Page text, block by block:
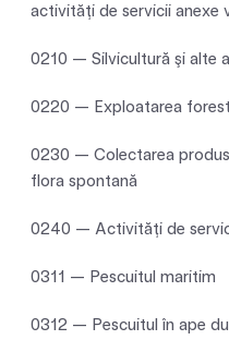
activităţi de servicii anexe
0210 — Silvicultură şi alte
0220 — Exploatarea
0230 — Colectarea
flora spontană
0240 — Activităţi de
0311 — Pescuitul maritim
0312 — Pescuitul în ape